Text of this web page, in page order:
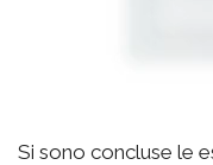
Si sono concluse le